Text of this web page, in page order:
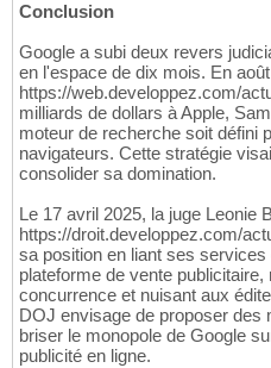
Conclusion
Google a subi deux revers
en l'espace de dix mois. En
https://web.developpez.com/
milliards de dollars à Apple,
moteur de recherche soit défini
navigateurs. Cette stratégie
consolider sa domination.
Le 17 avril 2025, la juge Leonie
https://droit.developpez.com/
sa position en liant ses
plateforme de vente publicitaire,
concurrence et nuisant aux
DOJ envisage de proposer
briser le monopole de Google
publicité en ligne.